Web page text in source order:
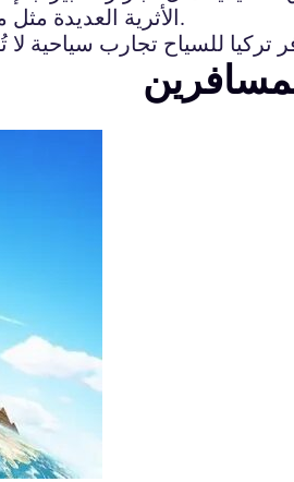
الأثرية العديدة مثل مدينة تروي ومئذنة جالاتا سببًا آخرًا لجذب السياح.